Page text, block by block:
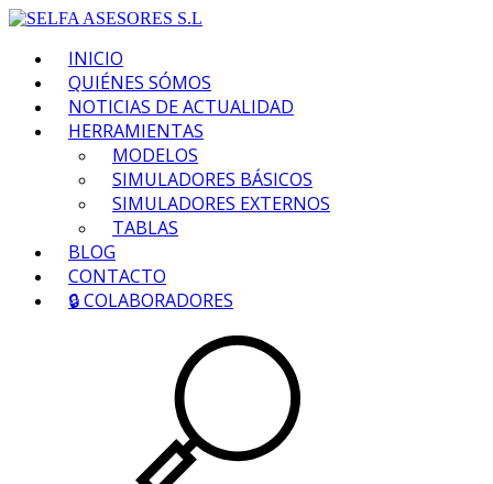
INICIO
QUIÉNES SÓMOS
NOTICIAS DE ACTUALIDAD
HERRAMIENTAS
MODELOS
SIMULADORES BÁSICOS
SIMULADORES EXTERNOS
TABLAS
BLOG
CONTACTO
🔒 COLABORADORES